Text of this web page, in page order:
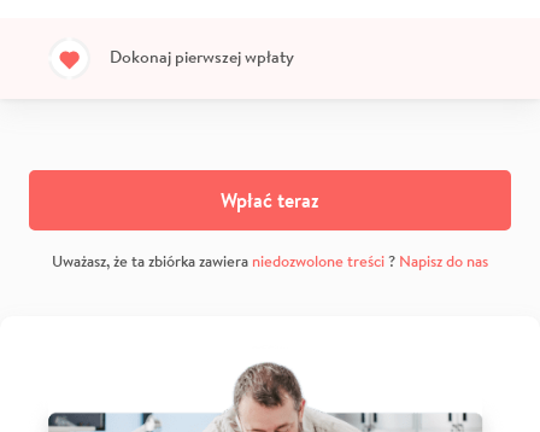
Dokonaj pierwszej wpłaty
Wpłać teraz
Uważasz, że ta zbiórka zawiera niedozwolone treści? Napisz do nas